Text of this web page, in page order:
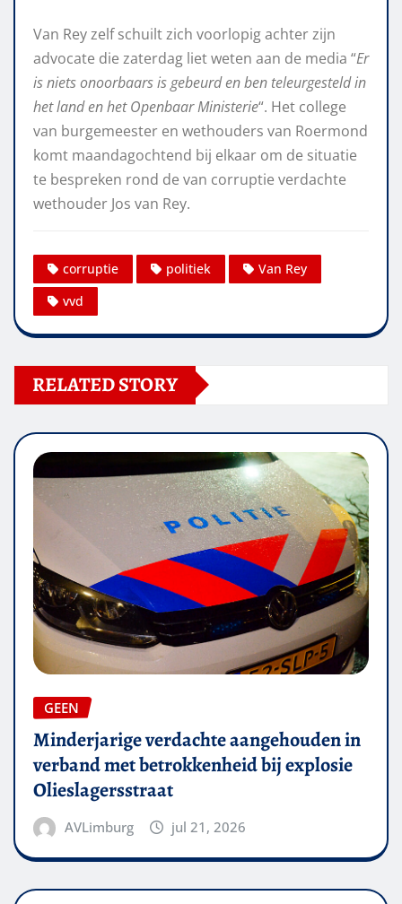
Van Rey zelf schuilt zich voorlopig achter zijn
advocate die zaterdag liet weten aan de media “Er
is niets onoorbaars is gebeurd en ben teleurgesteld in
het land en het Openbaar Ministerie“. Het college
van burgemeester en wethouders van Roermond
komt maandagochtend bij elkaar om de situatie
te bespreken rond de van corruptie verdachte
wethouder Jos van Rey.
corruptie politiek
Van Rey
vvd
RELATED STORY
GEEN
Minderjarige verdachte aangehouden in
verband met betrokkenheid bij explosie
Olieslagersstraat
AVLimburg jul 21, 2026